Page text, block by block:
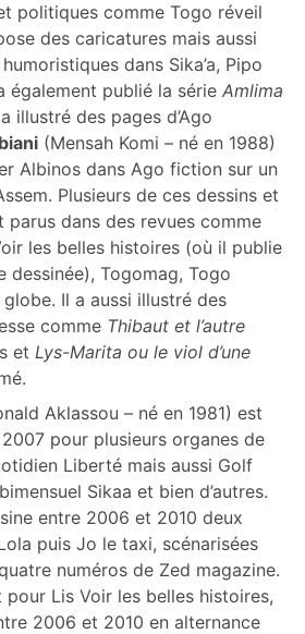
politiques comme Togo réveil
des caricatures mais aussi
dans Sika’a, Pipo
également publié la série Amlima
illustré des pages d’Ago
(Mensah Komi – né en 1988)
Albinos dans Ago fiction sur un
Plusieurs de ces dessins et
parus dans des revues comme
les belles histoires (où il publie
dessinée), Togomag, Togo
globe. Il a aussi illustré des
comme Thibaut et l’autre
et Lys-Marita ou le viol d’une
Aklassou – né en 1981) est
pour plusieurs organes de
Liberté mais aussi Golf
Sikaa et bien d’autres.
entre 2006 et 2010 deux
puis Jo le taxi, scénarisées
numéros de Zed magazine.
pour Lis Voir les belles histoires,
2006 et 2010 en alternance